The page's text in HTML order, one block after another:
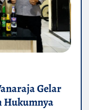
Gelar
Hukumnya